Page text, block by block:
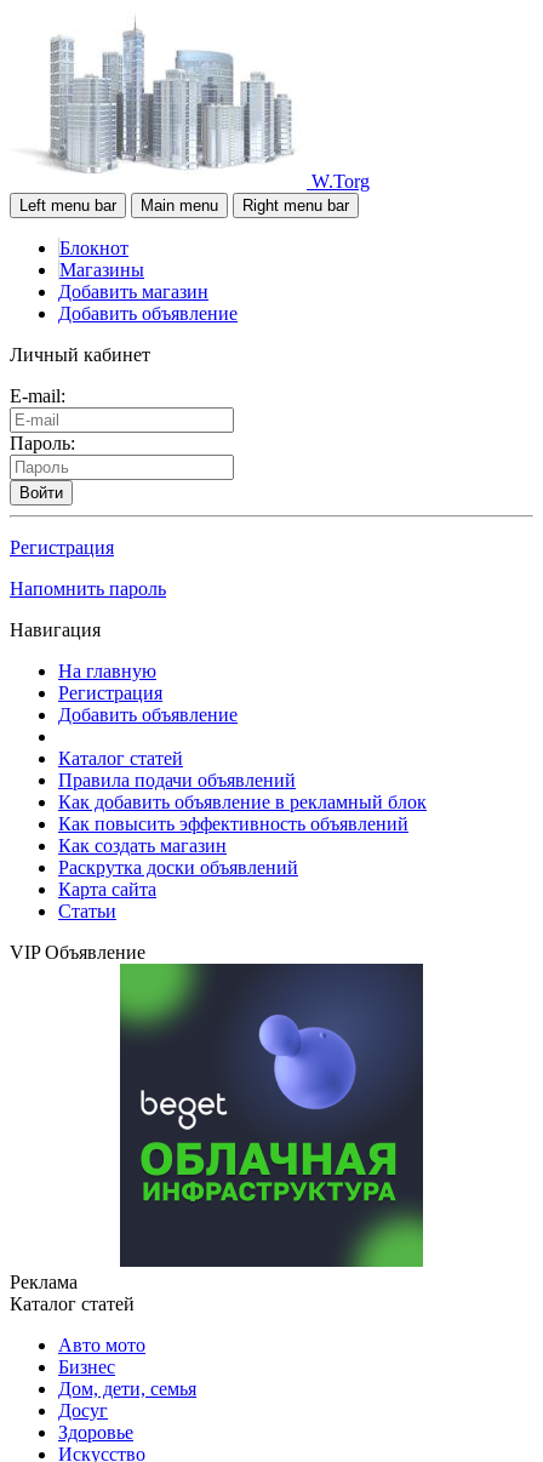
W.Torg
Left menu bar Main menu Right menu bar
Блокнот
Магазины
Добавить магазин
Добавить объявление
Личный кабинет
E-mail:
Пароль:
Войти
Регистрация
Напомнить пароль
Навигация
На главную
Регистрация
Добавить объявление
Каталог статей
Правила подачи объявлений
Как добавить объявление в рекламный блок
Как повысить эффективность объявлений
Как создать магазин
Раскрутка доски объявлений
Карта сайта
Статьи
VIP Объявление
Реклама
Каталог статей
Авто мото
Бизнес
Дом, дети, семья
Досуг
Здоровье
Искусство